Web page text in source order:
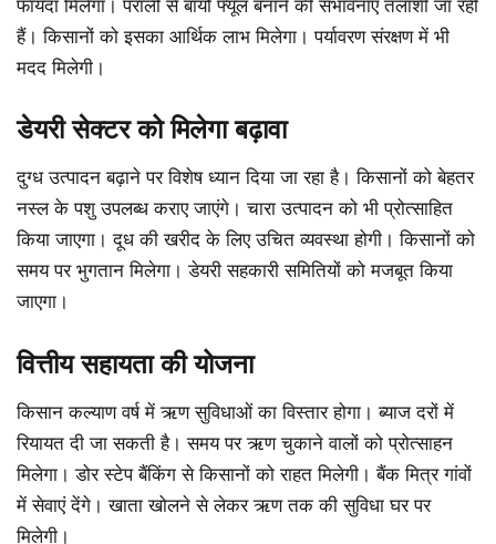
फायदा मिलेगा। पराली से बायो फ्यूल बनाने की संभावनाएं तलाशी जा रही
हैं। किसानों को इसका आर्थिक लाभ मिलेगा। पर्यावरण संरक्षण में भी
मदद मिलेगी।
डेयरी सेक्टर को मिलेगा बढ़ावा
दुग्ध उत्पादन बढ़ाने पर विशेष ध्यान दिया जा रहा है। किसानों को बेहतर
नस्ल के पशु उपलब्ध कराए जाएंगे। चारा उत्पादन को भी प्रोत्साहित
किया जाएगा। दूध की खरीद के लिए उचित व्यवस्था होगी। किसानों को
समय पर भुगतान मिलेगा। डेयरी सहकारी समितियों को मजबूत किया
जाएगा।
वित्तीय सहायता की योजना
किसान कल्याण वर्ष में ऋण सुविधाओं का विस्तार होगा। ब्याज दरों में
रियायत दी जा सकती है। समय पर ऋण चुकाने वालों को प्रोत्साहन
मिलेगा। डोर स्टेप बैंकिंग से किसानों को राहत मिलेगी। बैंक मित्र गांवों
में सेवाएं देंगे। खाता खोलने से लेकर ऋण तक की सुविधा घर पर
मिलेगी।